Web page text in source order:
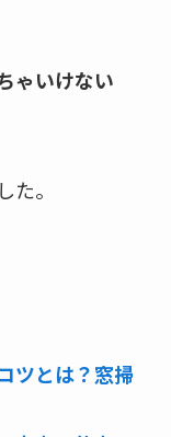
ゃいけない
。
ツとは？窓掃